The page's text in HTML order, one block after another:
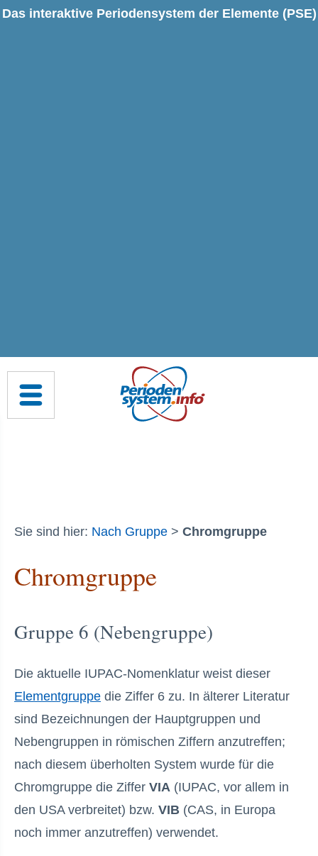
Das interaktive Periodensystem der Elemente (PSE)
Sie sind hier: Nach Gruppe > Chromgruppe
Chromgruppe
Gruppe 6 (Nebengruppe)
Die aktuelle IUPAC-Nomenklatur weist dieser
Elementgruppe die Ziffer 6 zu. In älterer Literatur
sind Bezeichnungen der Hauptgruppen und
Nebengruppen in römischen Ziffern anzutreffen;
nach diesem überholten System wurde für die
Chromgruppe die Ziffer VIA (IUPAC, vor allem in
den USA verbreitet) bzw. VIB (CAS, in Europa
noch immer anzutreffen) verwendet.